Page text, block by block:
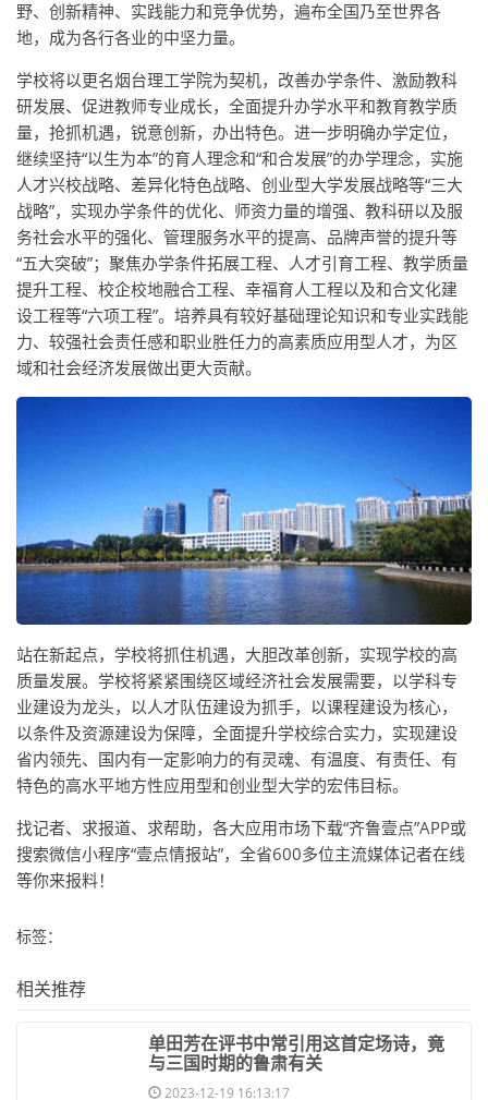
野、创新精神、实践能力和竞争优势，遍布全国乃至世界各
地，成为各行各业的中坚力量。
学校将以更名烟台理工学院为契机，改善办学条件、激励教科
研发展、促进教师专业成长，全面提升办学水平和教育教学质
量，抢抓机遇，锐意创新，办出特色。进一步明确办学定位，
继续坚持“以生为本”的育人理念和“和合发展”的办学理念，实施
人才兴校战略、差异化特色战略、创业型大学发展战略等“三大
战略”，实现办学条件的优化、师资力量的增强、教科研以及服
务社会水平的强化、管理服务水平的提高、品牌声誉的提升等
“五大突破”；聚焦办学条件拓展工程、人才引育工程、教学质量
提升工程、校企校地融合工程、幸福育人工程以及和合文化建
设工程等“六项工程”。培养具有较好基础理论知识和专业实践能
力、较强社会责任感和职业胜任力的高素质应用型人才，为区
域和社会经济发展做出更大贡献。
站在新起点，学校将抓住机遇，大胆改革创新，实现学校的高
质量发展。学校将紧紧围绕区域经济社会发展需要，以学科专
业建设为龙头，以人才队伍建设为抓手，以课程建设为核心，
以条件及资源建设为保障，全面提升学校综合实力，实现建设
省内领先、国内有一定影响力的有灵魂、有温度、有责任、有
特色的高水平地方性应用型和创业型大学的宏伟目标。
找记者、求报道、求帮助，各大应用市场下载“齐鲁壹点”APP或
搜索微信小程序“壹点情报站”，全省600多位主流媒体记者在线
等你来报料！
标签：
相关推荐
​单田芳在评书中常引用这首定场诗，竟
与三国时期的鲁肃有关
2023-12-19 16:13:17